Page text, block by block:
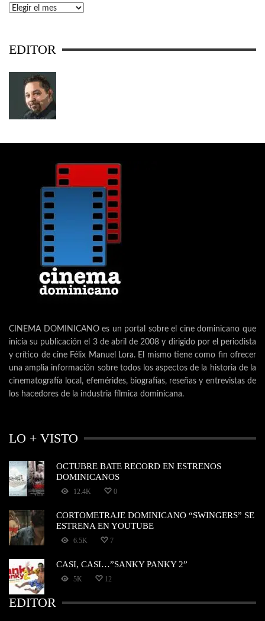
Archivos
EDITOR
CINEMA DOMINICANO es un portal sobre el cine dominicano que
inicia su publicación el 3 de abril de 2008 y dirigido por el periodista
y crítico de cine Félix Manuel Lora. El mismo tiene como fin ofrecer
una amplia información sobre todos los aspectos de la historia de la
cinematografía local, efemérides, biografías, reseñas y entrevistas de
los hacedores de la industria fílmica dominicana.
LO + VISTO
OCTUBRE BATE RECORD EN ESTRENOS
DOMINICANOS
12.4K 0
CORTOMETRAJE DOMINICANO “SWINGERS” SE
ESTRENA EN YOUTUBE
6.5K 7
CASI, CASI…”SANKY PANKY 2”
5K 12
EDITOR